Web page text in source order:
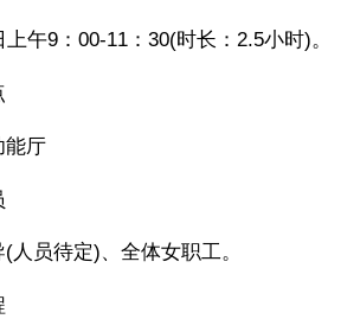
午9：00-11：30(时长：2.5小时)。
能厅
人员待定)、全体女职工。